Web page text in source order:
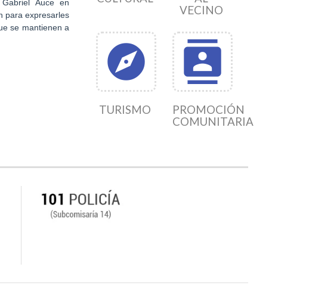
Auce en
para expresarles
se mantienen a
VECINO
explore
TURISMO
contacts
PROMOCIÓN
COMUNITARIA